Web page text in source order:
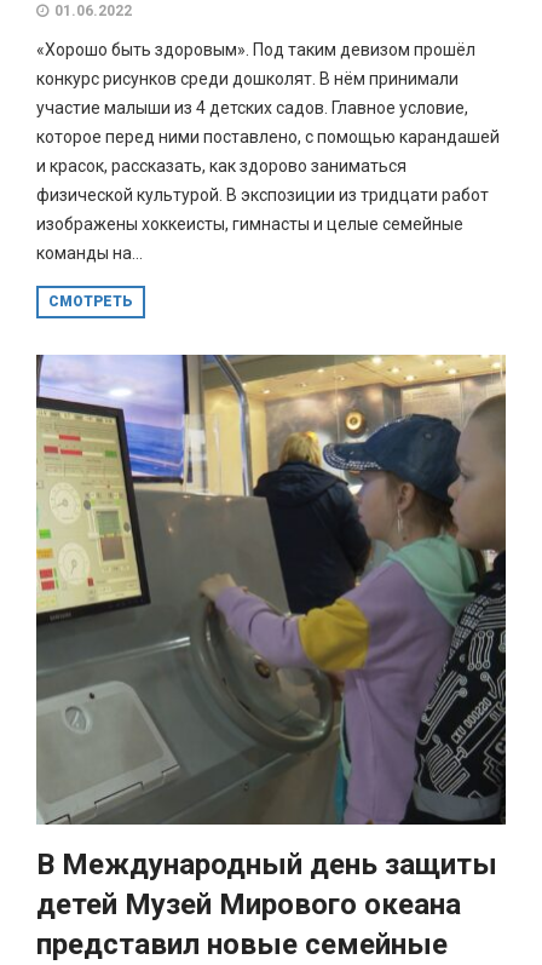
01.06.2022
«Хорошо быть здоровым». Под таким девизом прошёл
конкурс рисунков среди дошколят. В нём принимали
участие малыши из 4 детских садов. Главное условие,
которое перед ними поставлено, с помощью карандашей
и красок, рассказать, как здорово заниматься
физической культурой. В экспозиции из тридцати работ
изображены хоккеисты, гимнасты и целые семейные
команды на...
СМОТРЕТЬ
В Международный день защиты
детей Музей Мирового океана
представил новые семейные